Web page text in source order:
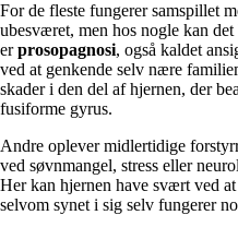
For de fleste fungerer samspillet
ubesværet, men hos nogle kan
erprosopagnosi, også kaldet
ved at genkende selv nære
skader i den del af hjernen, der
fusiforme gyrus.
Andre oplever midlertidige
ved søvnmangel, stress eller
Her kan hjernen have svært ved
selvom synet i sig selv fungerer